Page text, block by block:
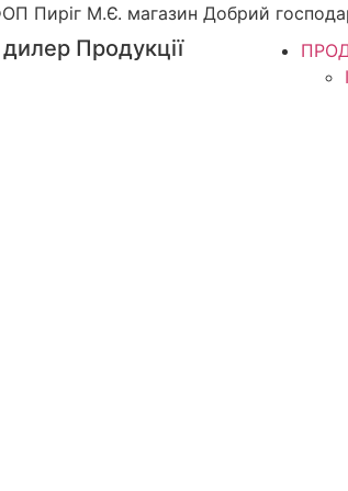
Пиріг М.Є. магазин Добрий
Продукції